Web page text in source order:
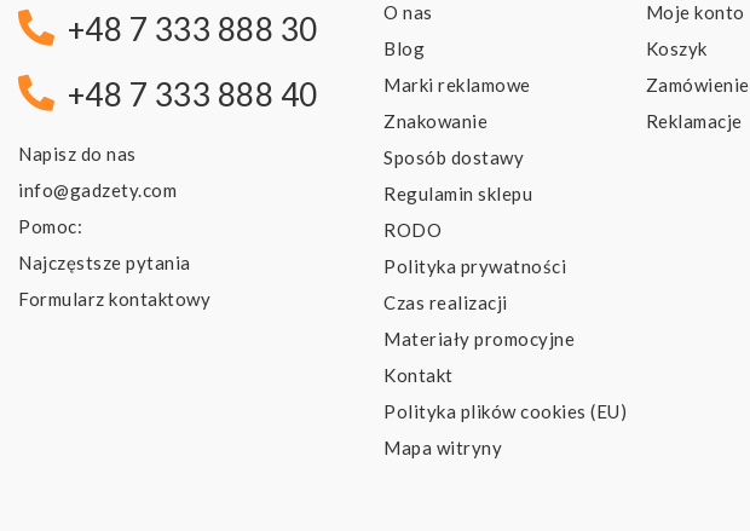
+48 7 333 888 30
+48 7 333 888 40
Napisz do nas
info@gadzety.com
Pomoc:
Najczęstsze pytania
Formularz kontaktowy
O nas
Blog
Marki reklamowe
Znakowanie
Sposób dostawy
Regulamin sklepu
RODO
Polityka prywatności
Czas realizacji
Materiały promocyjne
Kontakt
Polityka plików cookies (EU)
Mapa witryny
Moje konto
Koszyk
Zamówienie
Reklamacje